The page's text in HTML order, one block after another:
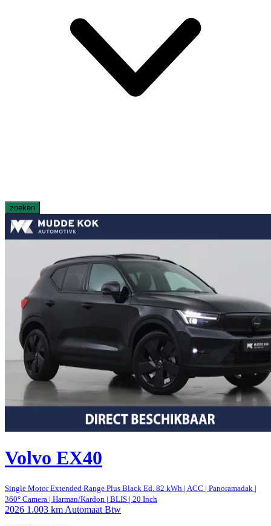
zoeken
Volvo EX40
Single Motor Extended Range Plus Black Ed. 82 kWh | ACC | Panoramadak |
360° Camera | Harman/Kardon | BLIS | 20 Inch
2026 1.003 km Automaat Btw